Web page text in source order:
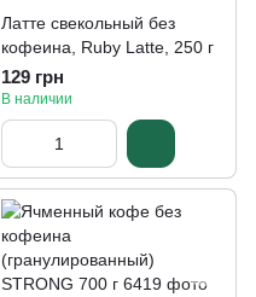
Латте свекольный без
кофеина, Ruby Latte, 250 г
129 грн
В наличии